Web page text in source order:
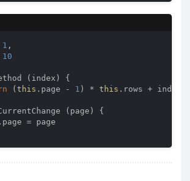
1 ,
10
(index) {
(this .page - 1 ) * this .rows + index
(page) {
.page = page